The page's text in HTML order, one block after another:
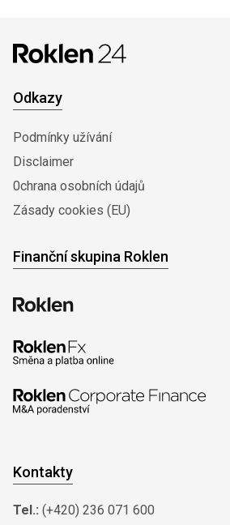
Odkazy
Podmínky užívání
Disclaimer
0chrana osobních údajů
Zásady cookies (EU)
Finanční skupina Roklen
Kontakty
Tel.: (+420) 236 071 600